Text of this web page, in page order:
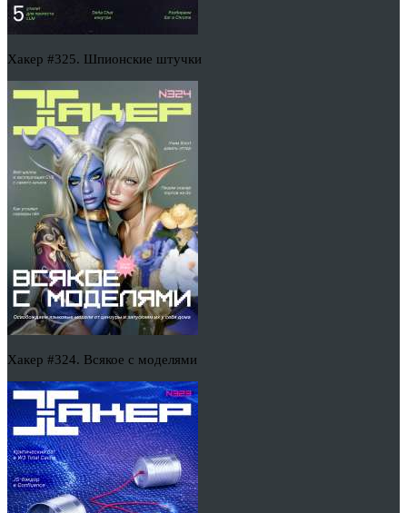
Хакер #325. Шпионские штучки
Хакер #324. Всякое с моделями